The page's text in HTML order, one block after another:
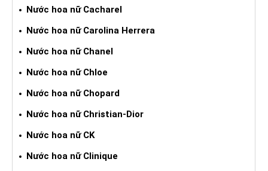
Nước hoa nữ Cacharel
Nước hoa nữ Carolina Herrera
Nước hoa nữ Chanel
Nước hoa nữ Chloe
Nước hoa nữ Chopard
Nước hoa nữ Christian-Dior
Nước hoa nữ CK
Nước hoa nữ Clinique